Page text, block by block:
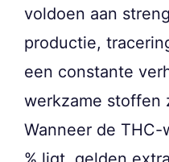
voldoen aan
productie,
een constante
werkzame stoffen
Wanneer de